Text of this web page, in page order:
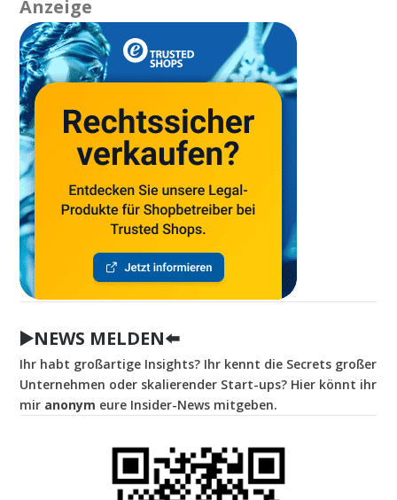
Anzeige
▶️NEWS MELDEN⬅️
Ihr habt großartige Insights? Ihr kennt die Secrets großer
Unternehmen oder skalierender Start-ups? Hier könnt ihr
mir anonym eure Insider-News mitgeben.